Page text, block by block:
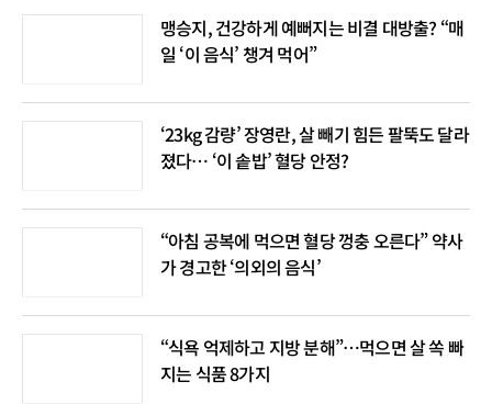
맹승지, 건강하게 예뻐지는 비결 대방출? “매
일 ‘이 음식’ 챙겨 먹어”
‘23kg 감량’ 장영란, 살 빼기 힘든 팔뚝도 달라
졌다… ‘이 솥밥’ 혈당 안정?
“아침 공복에 먹으면 혈당 껑충 오른다” 약사
가 경고한 ‘의외의 음식’
“식욕 억제하고 지방 분해”…먹으면 살 쏙 빠
지는 식품 8가지